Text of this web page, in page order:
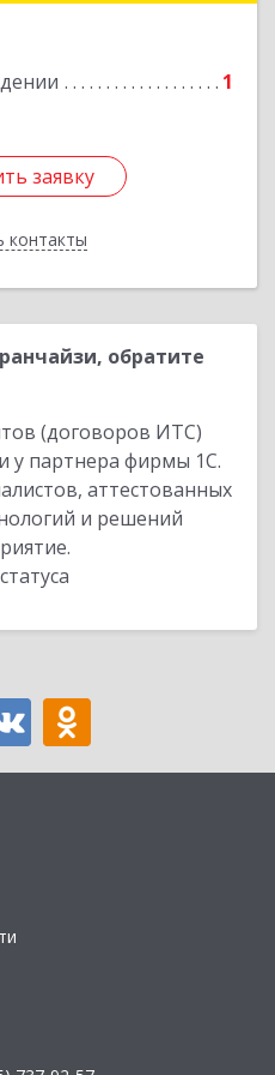
1
заявку
контакты
Подробнее
заявку
обратите
(договоров ИТС)
у партнера фирмы 1С.
аттестованных
и решений